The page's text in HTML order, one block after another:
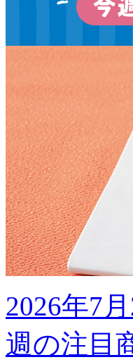
2026年7
週の注目